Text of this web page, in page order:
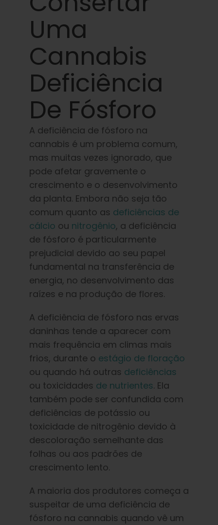
Imprensa
Sobre
Preservando a genética caribenha
Contato
Português Brasileiro
Procurar
Uma
Cannabis
Deficiência
De Fósforo
A deficiência de fósforo na
cannabis é um problema comum,
mas muitas vezes ignorado, que
pode afetar gravemente o
crescimento e o desenvolvimento
da planta. Embora não seja tão
comum quanto as deficiências de
cálcio ou nitrogênio, a deficiência
de fósforo é particularmente
prejudicial devido ao seu papel
fundamental na transferência de
energia, no desenvolvimento das
raízes e na produção de flores.
A deficiência de fósforo nas ervas
daninhas tende a aparecer com
mais frequência em climas mais
frios, durante o estágio de floração
ou quando há outras deficiências
ou toxicidades de nutrientes. Ela
também pode ser confundida com
deficiências de potássio ou
toxicidade de nitrogênio devido à
descoloração semelhante das
folhas ou aos padrões de
crescimento lento.
A maioria dos produtores começa a
suspeitar de uma deficiência de
fósforo na cannabis quando vê um